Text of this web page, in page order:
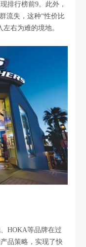
排行榜前9。此外，
流失，这种“性价比
右为难的境地。
HOKA等品牌在过
品策略，实现了快